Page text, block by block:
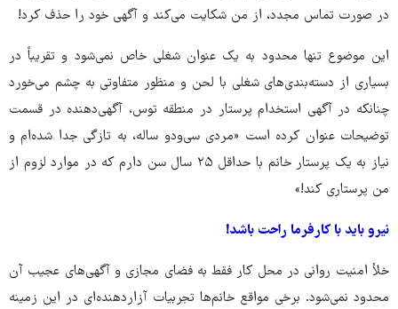
در صورت تماس مجدد، از من شکایت می‌کند و آگهی خود را حذف کرد!
این موضوع تنها محدود به یک عنوان شغلی خاص نمی‌شود و تقریباً در
بسیاری از دسته‌بندی‌های شغلی با لحن و منظور متفاوتی به چشم می‌خورد
چنانکه در آگهی استخدام پرستار در منطقه توس، آگهی‌دهنده در قسمت
توضیحات عنوان کرده است «مردی سی‌ودو ساله، به تازگی جدا شده‌ام و
نیاز به یک پرستار خانم با حداقل ۲۵ سال سن دارم که در موارد لزوم از
من پرستاری کند!»
نیرو باید با کارفرما راحت باشد!
خلأ امنیت روانی در محل کار فقط به فضای مجازی و آگهی‌های عجیب آن
محدود نمی‌شود. برخی مواقع خانم‌ها تجربیات آزاردهنده‌ای در این زمینه